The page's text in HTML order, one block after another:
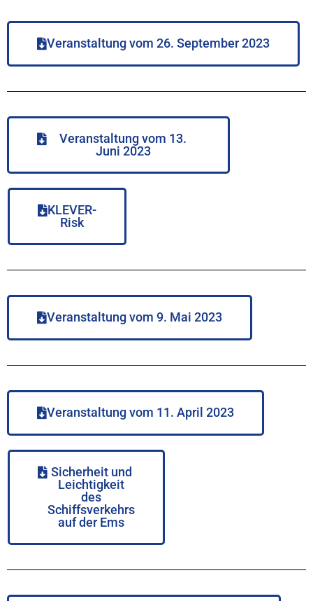
Veranstaltung vom 26. September 2023
Veranstaltung vom 13.
Juni 2023
KLEVER-
Risk
Veranstaltung vom 9. Mai 2023
Veranstaltung vom 11. April 2023
Sicherheit und
Leichtigkeit
des
Schiffsverkehrs
auf der Ems